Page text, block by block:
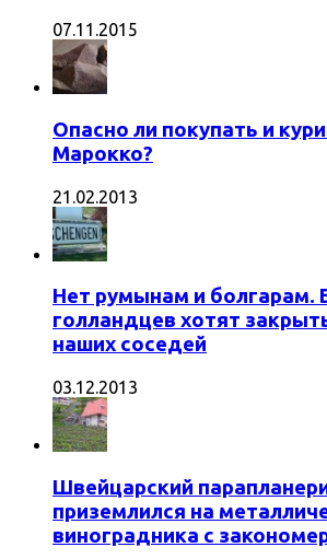
07.11.2015
Опасно ли покупать и
Марокко?
21.02.2013
Нет румынам и болгарам.
голландцев хотят
наших соседей
03.12.2013
Швейцарский
приземлился на
виноградника с